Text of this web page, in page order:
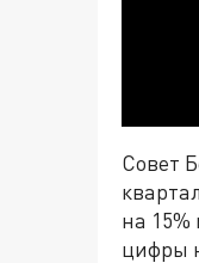
Совет
на
цифры